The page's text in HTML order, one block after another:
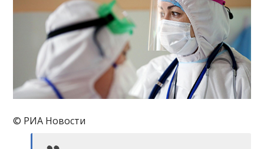
© РИА Новости